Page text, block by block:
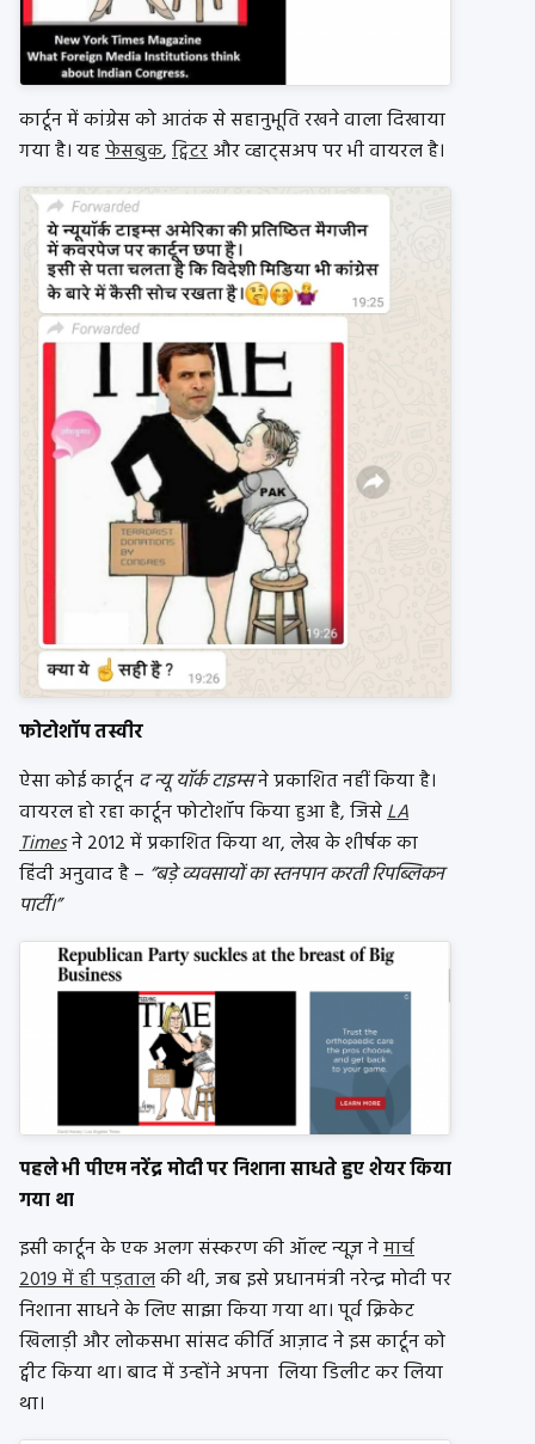
कार्टून में कांग्रेस को आतंक से सहानुभूति रखने वाला दिखाया
गया है। यहफेसबुक,ट्विटरऔर व्हाट्सअप पर भी वायरल है।
फोटोशॉप तस्वीर
ऐसा कोई कार्टूनद न्यू यॉर्क टाइम्सने प्रकाशित नहीं किया है।
वायरल हो रहा कार्टून फोटोशॉप किया हुआ है, जिसेLA
Timesने 2012 में प्रकाशित किया था, लेख के शीर्षक का
हिंदी अनुवाद है – “बड़े व्यवसायों का स्तनपान करती रिपब्लिकन
पार्टी।”
पहले भी पीएम नरेंद्र मोदी पर निशाना साधते हुए शेयर किया
गया था
इसी कार्टून के एक अलग संस्करण की ऑल्ट न्यूज़ नेमार्च
2019 में ही पड़तालकी थी, जब इसे प्रधानमंत्री नरेन्द्र मोदी पर
निशाना साधने के लिए साझा किया गया था। पूर्व क्रिकेट
खिलाड़ी और लोकसभा सांसद कीर्ति आज़ाद ने इस कार्टून को
ट्वीट किया था। बाद में उन्होंने अपना लिया डिलीट कर लिया
था।